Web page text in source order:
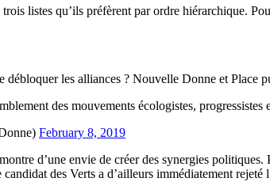
listes qu’ils préfèrent par ordre hiérarchique.
les alliances ? Nouvelle Donne et Place
des mouvements écologistes, progressistes
February 8, 2019
d’une envie de créer des synergies
des Verts a d’ailleurs immédiatement rejeté